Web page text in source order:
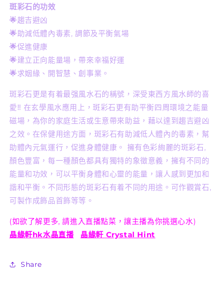
墜
C12103
數
量
減
少
數
增
加
斑彩石的功效
🌟趨吉避凶
🌟助減低體內毒素, 調節及平衡氣場
🌟促進健康
🌟建立正向能量場，帶來幸福好運
🌟求姻緣、開智慧、創事業。
斑彩石更是有着最强風水石的稱號，深受東西方風水師的喜
愛‼️ 在玄學風水應用上，斑彩石更有助平衡四周環境之能量
磁場，為你的家庭生活或生意帶來助益，藉以達到趨吉避凶
之效。在保健用途方面，斑彩石有助減低人體內的毒素，幫
助體內元氣運行，促進身體健康。 擁有色彩絢麗的斑彩石,
顏色豐富，每一種顏色都具有獨特的象徵意義，擁有不同的
能量和功效，可以平衡身體和心靈的能量，讓人感到更加和
諧和平衡。不同形態的斑彩石有着不同的用途。可作觀賞石,
可製作成飾品首飾等等。
(如欲了解更多, 請進入直播點菜，讓主播為你挑選心水)
晶緣軒hk水晶直播
晶緣軒 Crystal Hint
Share